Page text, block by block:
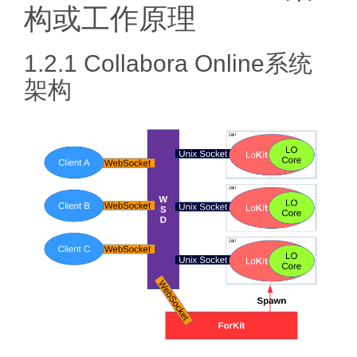
构或工作原理
1.2.1 Collabora Online系统
架构